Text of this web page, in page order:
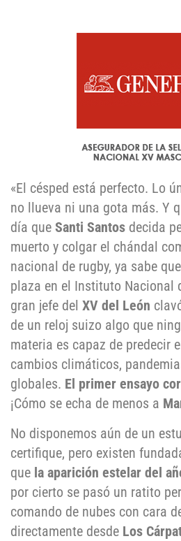
«El césped está perfecto. Lo
no llueva ni una gota más. Y
día que Santi Santos decida
muerto y colgar el chándal
nacional de rugby, ya sabe
plaza en el Instituto Nacional
gran jefe del XV del León
de un reloj suizo algo que
materia es capaz de predecir
cambios climáticos,
globales. El primer ensayo
¡Cómo se echa de menos a
No disponemos aún de un
certifique, pero existen
que la aparición estelar del
por cierto se pasó un ratito
comando de nubes con cara
directamente desde Los